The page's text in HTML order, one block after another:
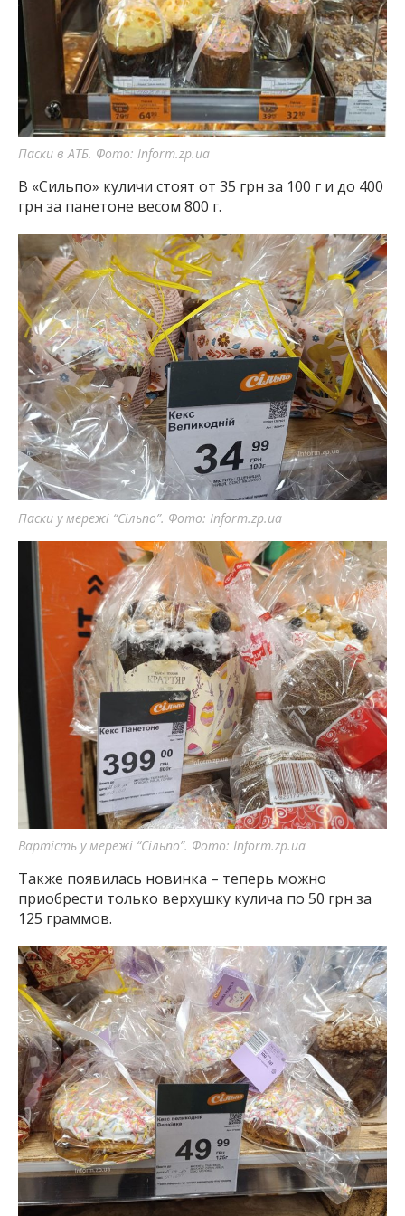
Паски в АТБ. Фото: Inform.zp.ua
В «Сильпо» куличи стоят от 35 грн за 100 г и до 400
грн за панетоне весом 800 г.
Паски у мережі “Сільпо”. Фото: Inform.zp.ua
Вартість у мережі “Сільпо”. Фото: Inform.zp.ua
Также появилась новинка – теперь можно
приобрести только верхушку кулича по 50 грн за
125 граммов.